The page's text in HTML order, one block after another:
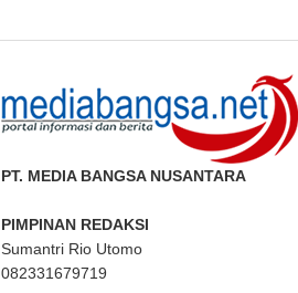
PT. MEDIA BANGSA NUSANTARA
PIMPINAN REDAKSI
Sumantri Rio Utomo
082331679719